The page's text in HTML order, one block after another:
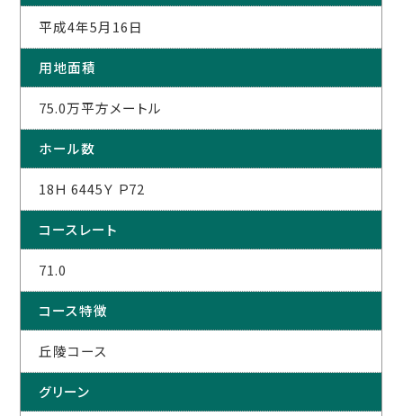
平成4年5月16日
用地面積
75.0万平方メートル
ホール数
18Ｈ 6445Ｙ Ｐ72
コースレート
71.0
コース特徴
丘陵コース
グリーン